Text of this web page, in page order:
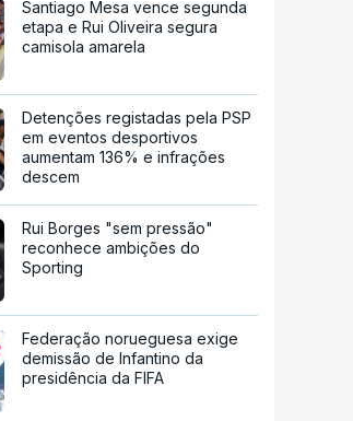
Santiago Mesa vence segunda
etapa e Rui Oliveira segura
camisola amarela
Detenções registadas pela PSP
em eventos desportivos
aumentam 136% e infrações
descem
Rui Borges "sem pressão"
reconhece ambições do
Sporting
Federação norueguesa exige
demissão de Infantino da
presidência da FIFA